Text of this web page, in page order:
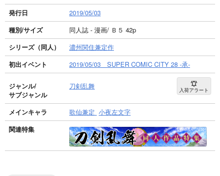
発行日
2019/05/03
種別/サイズ
同人誌 - 漫画/ Ｂ５ 42p
シリーズ（同人）
濃州関住兼定作
初出イベント
2019/05/03 SUPER COMIC CITY 28 -承-
ジャンル/
サブジャンル
刀剣乱舞 入荷アラート
メインキャラ 歌仙兼定 小夜左文字
関連特集